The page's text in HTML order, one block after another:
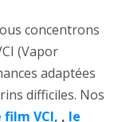
concentrons
(Vapor
adaptées
difficiles. Nos
film VCI, , le